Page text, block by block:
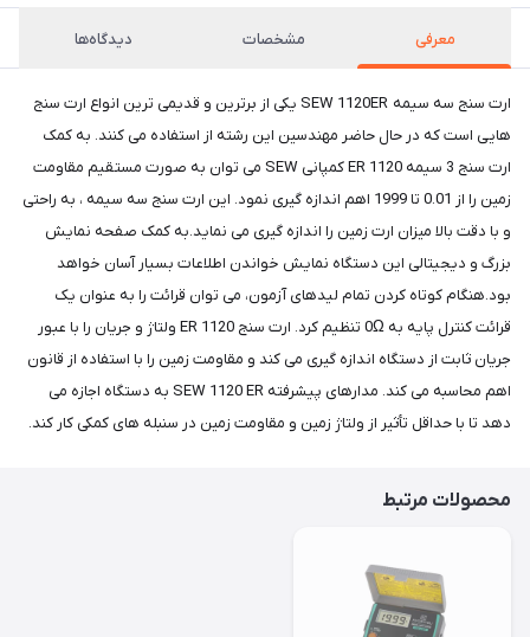
معرفی مشخصات دیدگاه‌ها
ارت سنج سه سیمه SEW 1120ER یکی از برترین و قدیمی ترین انواع ارت سنج
هایی است که در حال حاضر مهندسین این رشته از استفاده می کنند. به کمک
ارت سنج 3 سیمه ER 1120 کمپانی SEW می توان به صورت مستقیم مقاومت
زمین را از 0.01 تا 1999 اهم اندازه گیری نمود. این ارت سنج سه سیمه ، به راحتی
و با دقت بالا میزان ارت زمین را اندازه گیری می نماید.به کمک صفحه نمایش
بزرگ و دیجیتالی این دستگاه نمایش خواندن اطلاعات بسیار آسان خواهد
بود.هنگام کوتاه کردن تمام لیدهای آزمون، می توان قرائت را به عنوان یک
قرائت کنترل پایه به 0Ω تنظیم کرد. ارت سنج ER 1120 ولتاژ و جریان را با عبور
جریان ثابت از دستگاه اندازه گیری می کند و مقاومت زمین را با استفاده از قانون
اهم محاسبه می کند. مدارهای پیشرفته SEW 1120 ER به دستگاه اجازه می
دهد تا با حداقل تأثیر از ولتاژ زمین و مقاومت زمین در سنبله های کمکی کار کند.
محصولات مرتبط